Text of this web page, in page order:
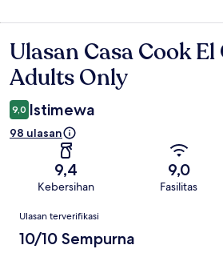
Ulasan
Ulasan Casa Cook
Adults Only
9,0 Istimewa
98 ulasan
9,4
Kebersihan
9,0
Fasilitas
Ulasan
Ulasan terverifikasi
10/10 Sempurna